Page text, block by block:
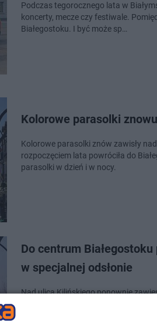
Podczas tegorocznego lata w
koncerty, mecze czy festiwale.
Białegostoku. I być może sp…
Kolorowe parasolki
Kolorowe parasolki znów zawisły
rozpoczęciem lata powróciła do
parasolki w dzień i w nocy.
Do centrum
w specjalnej odsłonie
Nad ulicą Kilińskiego ponownie